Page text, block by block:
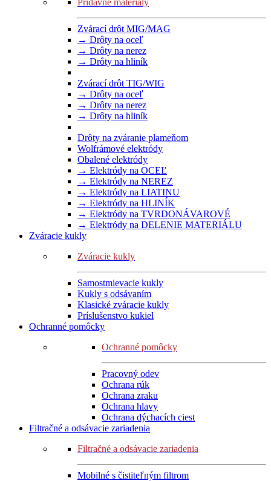
Prídavné materiály
Zvárací drôt MIG/MAG
→ Drôty na oceľ
→ Drôty na nerez
→ Drôty na hliník
Zvárací drôt TIG/WIG
→ Drôty na oceľ
→ Drôty na nerez
→ Drôty na hliník
Drôty na zváranie plameňom
Wolfrámové elektródy
Obalené elektródy
→ Elektródy na OCEĽ
→ Elektródy na NEREZ
→ Elektródy na LIATINU
→ Elektródy na HLINÍK
→ Elektródy na TVRDONÁVAROVÉ
→ Elektródy na DELENIE MATERIÁLU
Zváracie kukly
Zváracie kukly
Samostmievacie kukly
Kukly s odsávaním
Klasické zváracie kukly
Príslušenstvo kukiel
Ochranné pomôcky
Ochranné pomôcky
Pracovný odev
Ochrana rúk
Ochrana zraku
Ochrana hlavy
Ochrana dýchacích ciest
Filtračné a odsávacie zariadenia
Filtračné a odsávacie zariadenia
Mobilné s čistiteľným filtrom